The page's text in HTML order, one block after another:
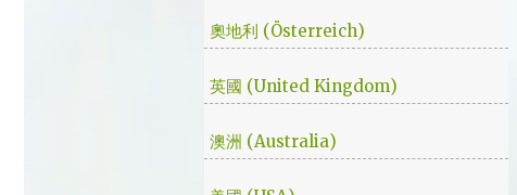
奧地利 (Österreich)
英國 (United Kingdom)
澳洲 (Australia)